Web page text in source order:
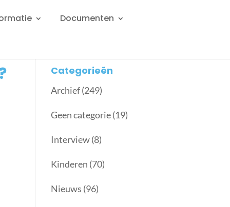
Documenten
Categorieën
Archief(249)
Geen categorie(19)
Interview(8)
Kinderen (70)
Nieuws (96)